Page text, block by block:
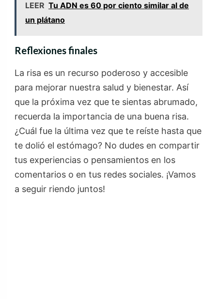
LEER Tu ADN es 60 por ciento similar al de
un plátano
Reflexiones finales
La risa es un recurso poderoso y accesible
para mejorar nuestra salud y bienestar. Así
que la próxima vez que te sientas abrumado,
recuerda la importancia de una buena risa.
¿Cuál fue la última vez que te reíste hasta que
te dolió el estómago? No dudes en compartir
tus experiencias o pensamientos en los
comentarios o en tus redes sociales. ¡Vamos
a seguir riendo juntos!